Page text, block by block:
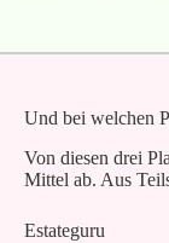
Und bei welchen
Von diesen drei
Mittel ab. Aus
Estateguru